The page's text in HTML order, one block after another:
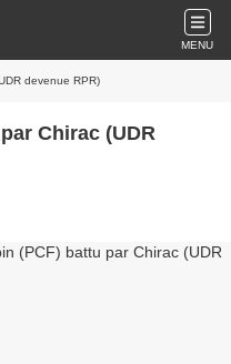
MENU
devenue RPR)
Chirac (UDR